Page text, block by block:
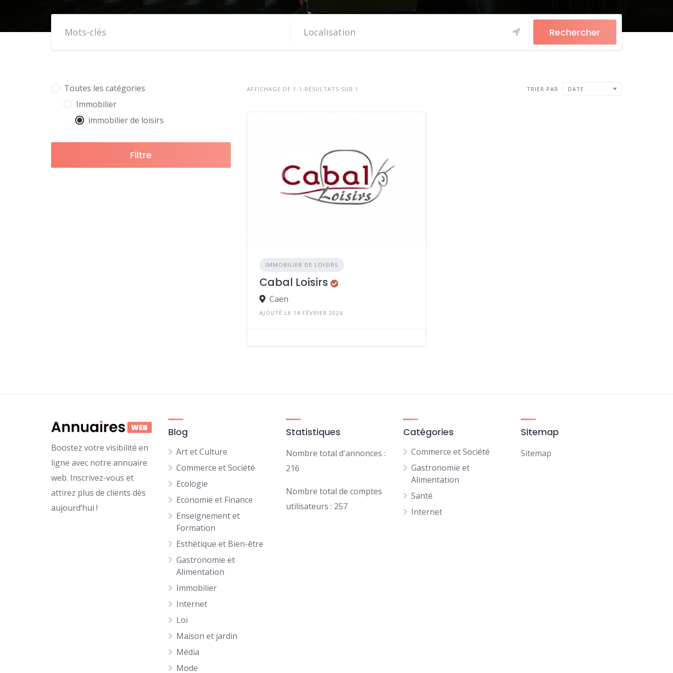
Rechercher
Toutes les catégories
Immobilier
immobilier de loisirs
Filtre
AFFICHAGE DE 1-1 RÉSULTATS SUR 1 TRIER PAR DATE
IMMOBILIER DE LOISIRS
Cabal Loisirs
Caen
AJOUTÉ LE 14 FÉVRIER 2026
Boostez votre visibilité en
ligne avec notre annuaire
web. Inscrivez-vous et
attirez plus de clients dès
aujourd’hui !
Blog
Art et Culture
Commerce et Société
Ecologie
Economie et Finance
Enseignement et
Formation
Esthétique et Bien-être
Gastronomie et
Alimentation
Immobilier
Internet
Loi
Maison et jardin
Média
Mode
Statistiques
Nombre total d'annonces :
216
Nombre total de comptes
utilisateurs : 257
Catégories
Commerce et Société
Gastronomie et
Alimentation
Santé
Internet
Sitemap
Sitemap